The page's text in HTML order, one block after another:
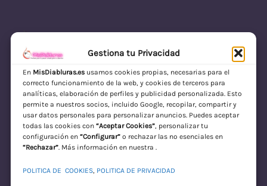
Gestiona tu Privacidad
En MisDiabluras.esusamos cookies propias, necesarias para el
correcto funcionamiento de la web, y cookies de terceros para
analíticas, elaboración de perfiles y publicidad personalizada. Esto
permite a nuestros socios, incluido Google, recopilar, compartir y
usar datos personales para personalizar anuncios. Puedes aceptar
todas las cookies con “Aceptar Cookies”, personalizar tu
configuración en “Configurar”o rechazar las no esenciales en
“Rechazar”. Más información en nuestra .
POLITICA DE COOKIES, POLITICA DE PRIVACIDAD
MisDiabluras | Sexshop Online con Envío
Discreto en España
Acceder